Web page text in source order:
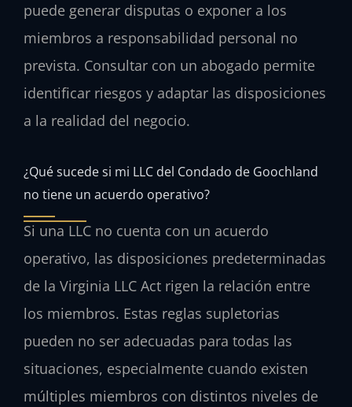
puede generar disputas o exponer a los
miembros a responsabilidad personal no
prevista. Consultar con un abogado permite
identificar riesgos y adaptar las disposiciones
a la realidad del negocio.
¿Qué sucede si mi LLC del Condado de Goochland
no tiene un acuerdo operativo?
Si una LLC no cuenta con un acuerdo
operativo, las disposiciones predeterminadas
de la Virginia LLC Act rigen la relación entre
los miembros. Estas reglas supletorias
pueden no ser adecuadas para todas las
situaciones, especialmente cuando existen
múltiples miembros con distintos niveles de